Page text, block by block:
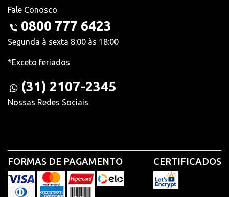
Fale Conosco
0800 777 6423
Segunda à sexta 8:00 às 18:00
*Exceto feriados
(31) 2107-2345
Nossas Redes Sociais
FORMAS DE PAGAMENTO CERTIFICADOS